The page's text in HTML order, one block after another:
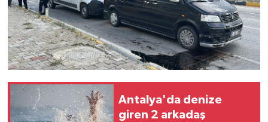
Antalya'da denize
giren 2 arkadaş